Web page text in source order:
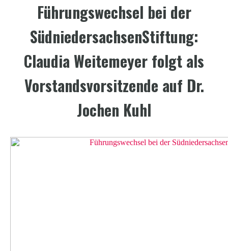
Führungswechsel bei der
SüdniedersachsenStiftung:
Claudia Weitemeyer folgt als
Vorstandsvorsitzende auf Dr.
Jochen Kuhl